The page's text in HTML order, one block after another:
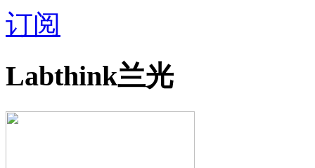
订阅
Labthink兰光